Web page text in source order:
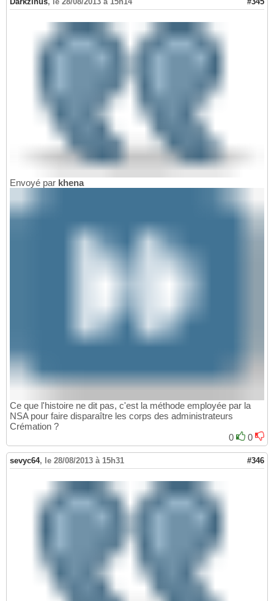
Envoyé par khena
Ce que l'histoire ne dit pas, c'est la méthode employée par la
NSA pour faire disparaître les corps des administrateurs
Crémation ?
0
0
sevyc64, le 28/08/2013 à 15h31 #346